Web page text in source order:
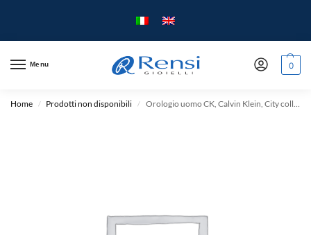
Menu 0
Home / Prodotti non disponibili / Orologio uomo CK, Calvin Klein, City collection, solo Tempo – cassa Acciaio, cinturino Pelle Nero – quadrante Grigio scuro.